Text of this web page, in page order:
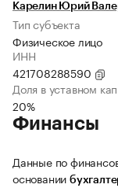
Карелин Юрий
Тип субъекта
Физическое лицо
ИНН
421708288590
Доля в уставном
20%
Финансы
Данные по
основании